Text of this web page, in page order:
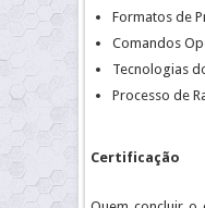
Formatos de
Comandos
Tecnologias
Processo de
Certificação